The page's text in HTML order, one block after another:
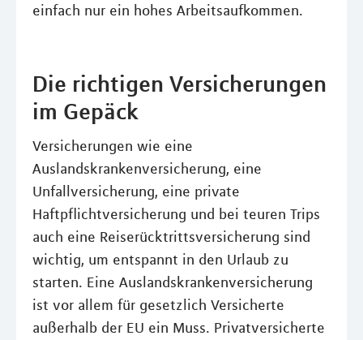
einfach nur ein hohes Arbeitsaufkommen.
Die richtigen Versicherungen
im Gepäck
Versicherungen wie eine
Auslandskrankenversicherung, eine
Unfallversicherung, eine private
Haftpflichtversicherung und bei teuren Trips
auch eine Reiserücktrittsversicherung sind
wichtig, um entspannt in den Urlaub zu
starten. Eine Auslandskrankenversicherung
ist vor allem für gesetzlich Versicherte
außerhalb der EU ein Muss. Privatversicherte